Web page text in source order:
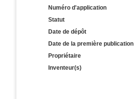
Numéro d'application
Statut
Date de dépôt
Date de la première publication
Propriétaire
Inventeur(s)